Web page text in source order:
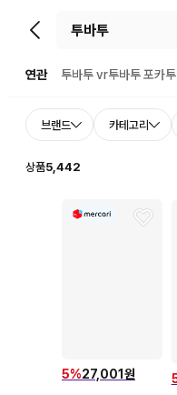
뒤로가기
연관 투바투 vr투바투 포카
브랜드 카테고리
상품5,442
5%27,001원